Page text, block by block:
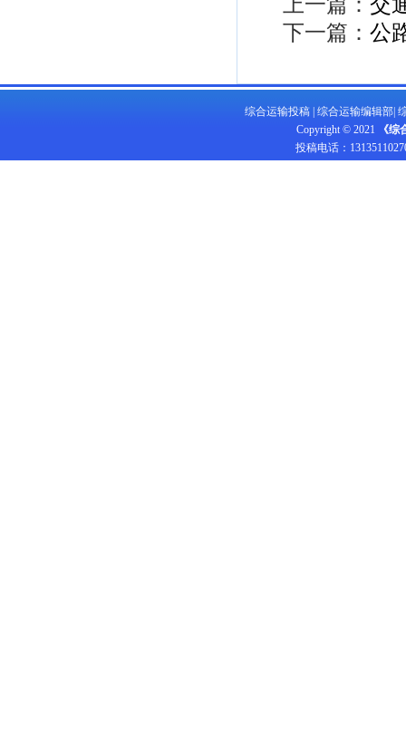
下一篇： 公
综合运输投稿 | 综合运输编辑部|
Copyright © 2021
《
投稿电话：